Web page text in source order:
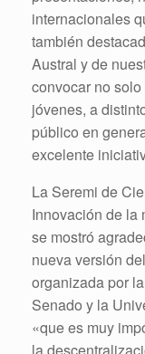
internacionales
también
Austral y de
convocar no
jóvenes, a
público en
excelente
La Seremi de
Innovación de la
se mostró
nueva versión
organizada por
Senado y la
«que es muy